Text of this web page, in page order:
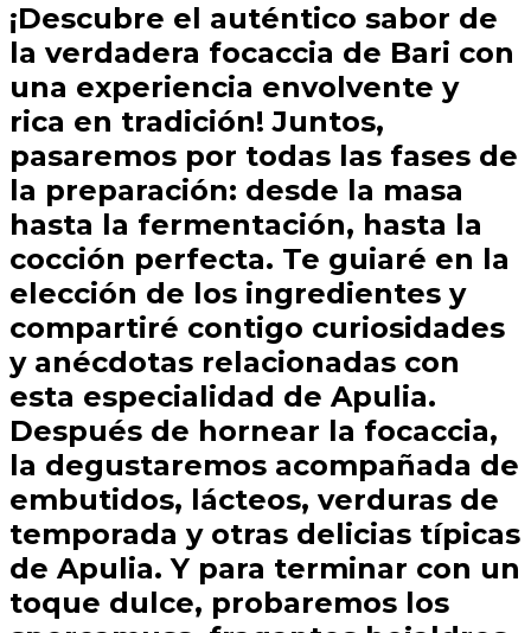
¡Descubre el auténtico sabor de
la verdadera focaccia de Bari con
una experiencia envolvente y
rica en tradición! Juntos,
pasaremos por todas las fases de
la preparación: desde la masa
hasta la fermentación, hasta la
cocción perfecta. Te guiaré en la
elección de los ingredientes y
compartiré contigo curiosidades
y anécdotas relacionadas con
esta especialidad de Apulia.
Después de hornear la focaccia,
la degustaremos acompañada de
embutidos, lácteos, verduras de
temporada y otras delicias típicas
de Apulia. Y para terminar con un
toque dulce, probaremos los